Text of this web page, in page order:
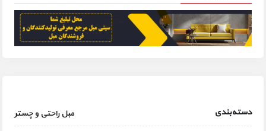
دسته‌بندی مبل راحتی و چستر